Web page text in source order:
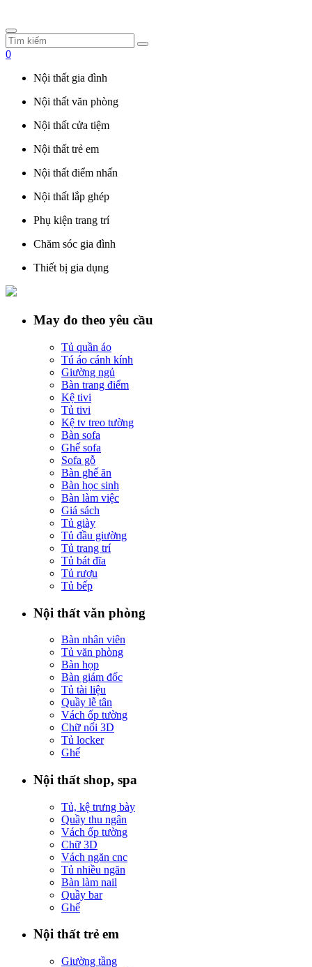
0
Nội thất gia đình
Nội thất văn phòng
Nội thất cửa tiệm
Nội thất trẻ em
Nội thất điểm nhấn
Nội thất lắp ghép
Phụ kiện trang trí
Chăm sóc gia đình
Thiết bị gia dụng
May đo theo yêu cầu
Tủ quần áo
Tú áo cánh kính
Giường ngủ
Bàn trang điểm
Kệ tivi
Tủ tivi
Kệ tv treo tường
Bàn sofa
Ghế sofa
Sofa gỗ
Bàn ghế ăn
Bàn học sinh
Bàn làm việc
Giá sách
Tủ giày
Tủ đầu giường
Tủ trang trí
Tủ bát đĩa
Tủ rượu
Tủ bếp
Nội thất văn phòng
Bàn nhân viên
Tủ văn phòng
Bàn họp
Bàn giám đốc
Tủ tài liệu
Quầy lễ tân
Vách ốp tường
Chữ nổi 3D
Tủ locker
Ghế
Nội thất shop, spa
Tủ, kệ trưng bày
Quầy thu ngân
Vách ốp tường
Chữ 3D
Vách ngăn cnc
Tủ nhiều ngăn
Bàn làm nail
Quầy bar
Ghế
Nội thất trẻ em
Giường tầng